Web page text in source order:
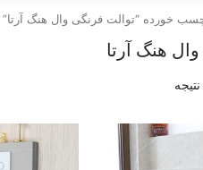
خورده “توالت فرنگی وال هنگ آرتا”
هنگ آرتا